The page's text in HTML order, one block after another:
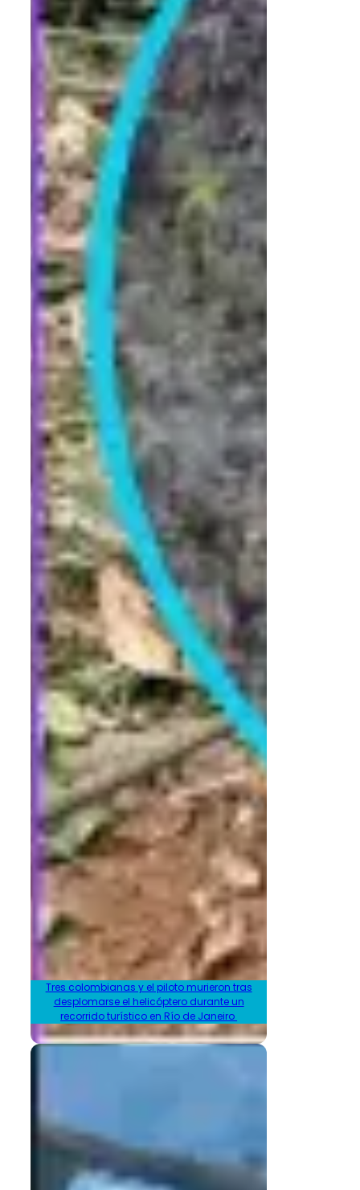
Tres colombianas y el piloto murieron tras
desplomarse el helicóptero durante un
recorrido turístico en Río de Janeiro